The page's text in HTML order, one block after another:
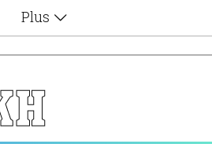
Plus
Αφιερώματα
Ζώδια